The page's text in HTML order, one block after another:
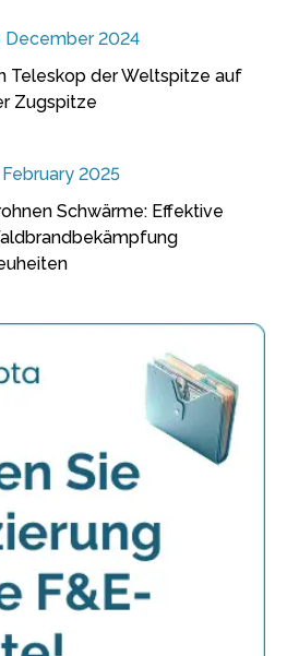
December 2024
Teleskop der Weltspitze auf
Zugspitze
February 2025
Schwärme: Effektive